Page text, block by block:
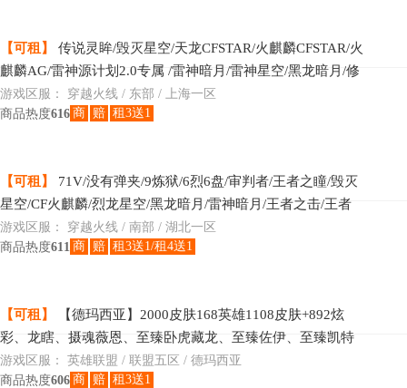
【可租】
传说灵眸/毁灭星空/天龙CFSTAR/火麒麟CFSTAR/火
麒麟AG/雷神源计划2.0专属 /雷神暗月/雷神星空/黑龙暗月/修
罗CFSTAR/M200-幻神
游戏区服： 穿越火线 / 东部 / 上海一区
商品热度616 商 赔 租3送1
【可租】
71V/没有弹夹/9炼狱/6烈6盘/审判者/王者之瞳/毁灭
星空/CF火麒麟/烈龙星空/黑龙暗月/雷神暗月/王者之击/王者
之刺/王者之魂/王者之怒/王者之心/审判
游戏区服： 穿越火线 / 南部 / 湖北一区
商品热度611 商 赔 租3送1/租4送1
【可租】
【德玛西亚】2000皮肤168英雄1108皮肤+892炫
彩、龙瞎、摄魂薇恩、至臻卧虎藏龙、至臻佐伊、至臻凯特
琳、星守塔利亚、至臻迦娜、至臻萨勒芬妮、至臻凯隐、至
游戏区服： 英雄联盟 / 联盟五区 / 德玛西亚
商品热度606 商 赔 租3送1